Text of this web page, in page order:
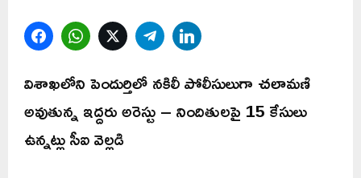
FacebookWhatsAppTwitterTelegram
విశాఖలోని పెందుర్తిలో నకిలీ పోలీసులుగా చలామణి
అవుతున్న ఇద్దరు అరెస్టు – నిందితులపై 15 కేసులు
ఉన్నట్లు సీఐ వెల్లడి